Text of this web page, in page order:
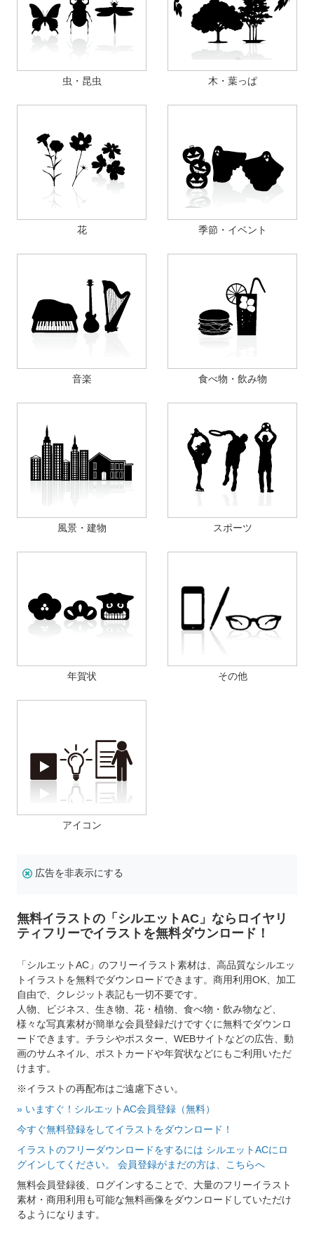
虫・昆虫 木・葉っぱ
花 季節・イベント
音楽 食べ物・飲み物
風景・建物 スポーツ
年賀状 その他
アイコン
広告を非表示にする
無料イラストの「シルエットAC」ならロイヤリ
ティフリーでイラストを無料ダウンロード！
「シルエットAC」のフリーイラスト素材は、高品質なシルエッ
トイラストを無料でダウンロードできます。商用利用OK、加工
自由で、クレジット表記も一切不要です。
人物、ビジネス、生き物、花・植物、食べ物・飲み物など、
様々な写真素材が簡単な会員登録だけですぐに無料でダウンロ
ードできます。チラシやポスター、WEBサイトなどの広告、動
画のサムネイル、ポストカードや年賀状などにもご利用いただ
けます。
※イラストの再配布はご遠慮下さい。
» いますぐ！シルエットAC会員登録（無料）
今すぐ無料登録をしてイラストをダウンロード！
イラストのフリーダウンロードをするには シルエットACにロ
グインしてください。 会員登録がまだの方は、こちらへ
無料会員登録後、ログインすることで、大量のフリーイラスト
素材・商用利用も可能な無料画像をダウンロードしていただけ
るようになります。